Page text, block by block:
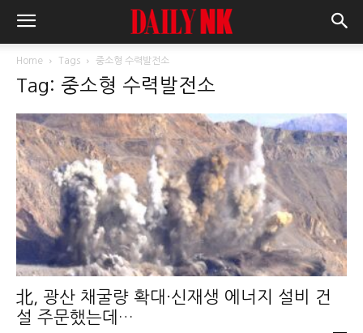
Home Tags 중소형 수력발전소
Tag: 중소형 수력발전소
北, 광산 채굴량 확대·신재생 에너지 설비 건
설 주문했는데…